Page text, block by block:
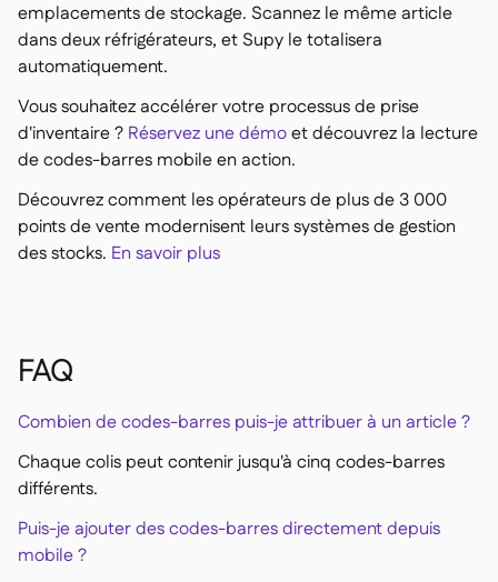
emplacements de stockage. Scannez le même article
dans deux réfrigérateurs, et Supy le totalisera
automatiquement.
Vous souhaitez accélérer votre processus de prise
d'inventaire ? Réservez une démoet découvrez la lecture
de codes-barres mobile en action.
Découvrez comment les opérateurs de plus de 3 000
points de vente modernisent leurs systèmes de gestion
des stocks. En savoir plus
FAQ
Combien de codes-barres puis-je attribuer à un article ?
Chaque colis peut contenir jusqu'à cinq codes-barres
différents.
Puis-je ajouter des codes-barres directement depuis
mobile ?